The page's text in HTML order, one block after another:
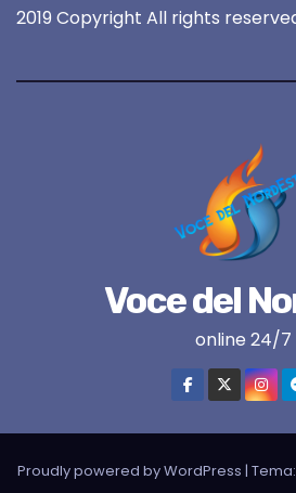
2019 Copyright All rights
Voce del
online 24/7
Proudly powered by WordPress | Tema: